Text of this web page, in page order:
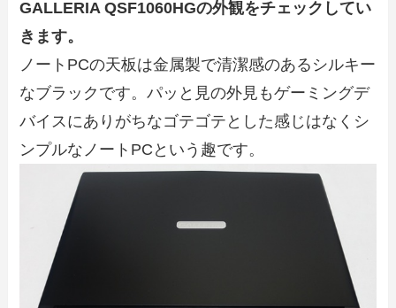
GALLERIA QSF1060HGの外観をチェックしてい
きます。
ノートPCの天板は金属製で清潔感のあるシルキー
なブラックです。パッと見の外見もゲーミングデ
バイスにありがちなゴテゴテとした感じはなくシ
ンプルなノートPCという趣です。